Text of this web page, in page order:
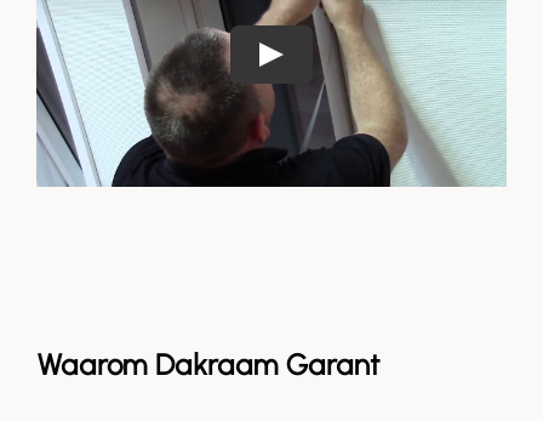
Waarom Dakraam Garant